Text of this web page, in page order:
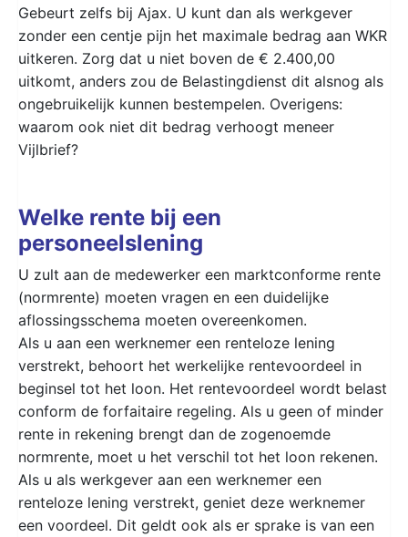
Gebeurt zelfs bij Ajax. U kunt dan als werkgever
zonder een centje pijn het maximale bedrag aan WKR
uitkeren. Zorg dat u niet boven de € 2.400,00
uitkomt, anders zou de Belastingdienst dit alsnog als
ongebruikelijk kunnen bestempelen. Overigens:
waarom ook niet dit bedrag verhoogt meneer
Vijlbrief?
Welke rente bij een
personeelslening
U zult aan de medewerker een marktconforme rente
(normrente) moeten vragen en een duidelijke
aflossingsschema moeten overeenkomen.
Als u aan een werknemer een renteloze lening
verstrekt, behoort het werkelijke rentevoordeel in
beginsel tot het loon. Het rentevoordeel wordt belast
conform de forfaitaire regeling. Als u geen of minder
rente in rekening brengt dan de zogenoemde
normrente, moet u het verschil tot het loon rekenen.
Als u als werkgever aan een werknemer een
renteloze lening verstrekt, geniet deze werknemer
een voordeel. Dit geldt ook als er sprake is van een